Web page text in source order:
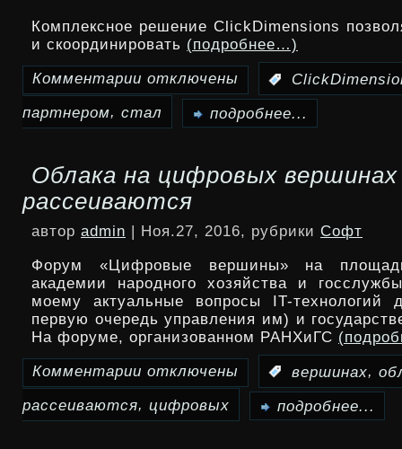
области
ПО
для
энергетики
Комплексное решение ClickDimensions
и скоординировать (подробнее…)
Комментарии
записи
стал
партнером
ClickDimensions
отключены
партнером, стал подробнее...
Облака на цифровых вершинах
рассеиваются
автор admin | Ноя.27, 2016, рубрики Софт
Форум «Цифровые вершины» на
академии народного хозяйства и
моему актуальные вопросы IT-технологий
первую очередь управления им) и
На форуме, организованном РАНХиГС
Комментарии
записи
отключены вершинах,
рассеиваются, цифровых подробнее...